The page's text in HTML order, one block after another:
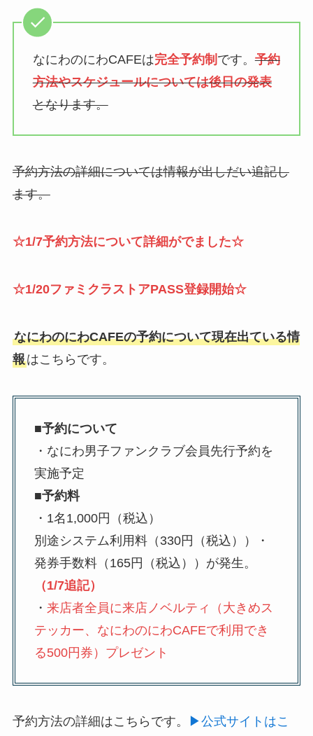
なにわのにわCAFEは完全予約制 です。予約
方法やスケジュールについては後日の発表
となります。
予約方法の詳細については情報が出しだい追記し
ます。
☆1/7予約方法について詳細がでました☆
☆1/20ファミクラストアPASS登録開始☆
なにわのにわCAFEの予約について現在出ている情
報はこちらです。
■予約について
・なにわ男子ファンクラブ会員先行予約を
実施予定
■予約料
・1名1,000円（税込）
別途システム利用料（330円（税込））・
発券手数料（165円（税込））が発生。
（1/7追記）
・ 来店者全員に来店ノベルティ（大きめス
テッカー、なにわのにわCAFEで利用でき
る500円券）プレゼント
予約方法の詳細はこちらです。
▶公式サイトはこ